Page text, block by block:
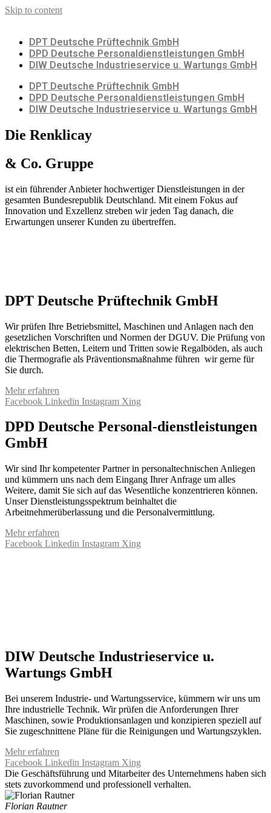
Skip to content
DPT Deutsche Prüftechnik GmbH
DPD Deutsche Personaldienstleistungen GmbH
DIW Deutsche Industrieservice u. Wartungs GmbH
DPT Deutsche Prüftechnik GmbH
DPD Deutsche Personaldienstleistungen GmbH
DIW Deutsche Industrieservice u. Wartungs GmbH
Die Renklicay
& Co. Gruppe
ist ein führender Anbieter hochwertiger Dienstleistungen in der
gesamten Bundesrepublik Deutschland. Mit einem Fokus auf
Innovation und Exzellenz streben wir jeden Tag danach, die
Erwartungen unserer Kunden zu übertreffen.
DPT Deutsche Prüftechnik GmbH
Wir prüfen Ihre Betriebsmittel, Maschinen und Anlagen nach den
gesetzlichen Vorschriften und Normen der DGUV. Die Prüfung von
elektrischen Betten, Leitern und Tritten sowie Regalböden, als auch
die Thermografie als Präventionsmaßnahme führen wir gerne für
Sie durch.
Mehr erfahren
Facebook Linkedin Instagram Xing
DPD Deutsche Personal-dienstleistungen
GmbH
Wir sind Ihr kompetenter Partner in personaltechnischen Anliegen
und kümmern uns nach dem Eingang Ihrer Anfrage um alles
Weitere, damit Sie sich auf das Wesentliche konzentrieren können.
Unser Dienstleistungsspektrum beinhaltet die
Arbeitnehmerüberlassung und die Personalvermittlung.
Mehr erfahren
Facebook Linkedin Instagram Xing
DIW Deutsche Industrieservice u.
Wartungs GmbH
Bei unserem Industrie- und Wartungsservice, kümmern wir uns um
Ihre industrielle Technik. Wir prüfen die Anforderungen Ihrer
Maschinen, sowie Produktionsanlagen und konzipieren speziell auf
Sie zugeschnittene Pläne für die Reinigungen und Wartungszyklen.
Mehr erfahren
Facebook Linkedin Instagram Xing
Die Geschäftsführung und Mitarbeiter des Unternehmens haben sich
stets zuvorkommend und professionell verhalten.
Florian Rautner